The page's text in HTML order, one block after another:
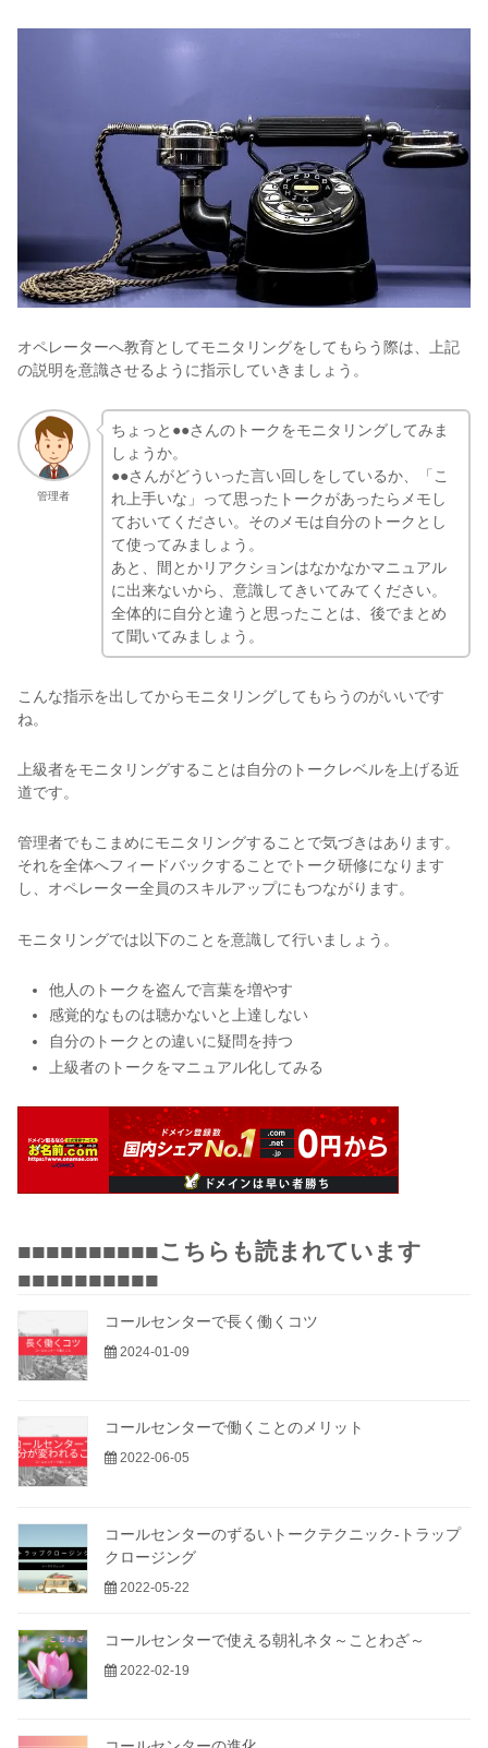
オペレーターへ教育としてモニタリングをしてもらう際は、上記
の説明を意識させるように指示していきましょう。
管理者
ちょっと●●さんのトークをモニタリングしてみま
しょうか。
●●さんがどういった言い回しをしているか、「こ
れ上手いな」って思ったトークがあったらメモし
ておいてください。そのメモは自分のトークとし
て使ってみましょう。
あと、間とかリアクションはなかなかマニュアル
に出来ないから、意識してきいてみてください。
全体的に自分と違うと思ったことは、後でまとめ
て聞いてみましょう。
こんな指示を出してからモニタリングしてもらうのがいいです
ね。
上級者をモニタリングすることは自分のトークレベルを上げる近
道です。
管理者でもこまめにモニタリングすることで気づきはあります。
それを全体へフィードバックすることでトーク研修になります
し、オペレーター全員のスキルアップにもつながります。
モニタリングでは以下のことを意識して行いましょう。
他人のトークを盗んで言葉を増やす
感覚的なものは聴かないと上達しない
自分のトークとの違いに疑問を持つ
上級者のトークをマニュアル化してみる
■■■■■■■■■■こちらも読まれています
■■■■■■■■■■
コールセンターで長く働くコツ
2024-01-09
コールセンターで働くことのメリット
2022-06-05
コールセンターのずるいトークテクニック-トラップ
クロージング
2022-05-22
コールセンターで使える朝礼ネタ～ことわざ～
2022-02-19